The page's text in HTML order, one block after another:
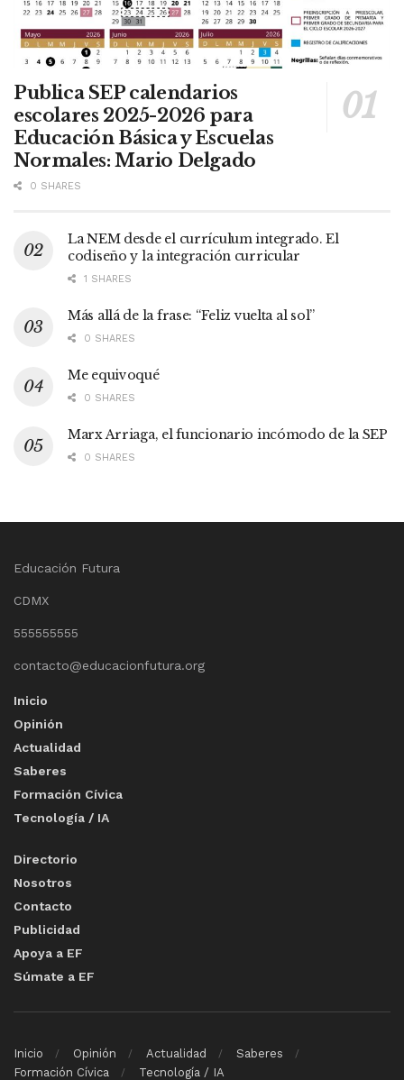
Publica SEP calendarios
escolares 2025-2026 para
Educación Básica y Escuelas
Normales: Mario Delgado
0 SHARES
La NEM desde el currículum integrado. El
codiseño y la integración curricular
1 SHARES
Más allá de la frase: “Feliz vuelta al sol”
0 SHARES
Me equivoqué
0 SHARES
Marx Arriaga, el funcionario incómodo de la SEP
0 SHARES
Educación Futura
CDMX
555555555
contacto@educacionfutura.org
Inicio
Opinión
Actualidad
Saberes
Formación Cívica
Tecnología / IA
Directorio
Nosotros
Contacto
Publicidad
Apoya a EF
Súmate a EF
Inicio Opinión Actualidad
Saberes
Formación Cívica
Tecnología / IA